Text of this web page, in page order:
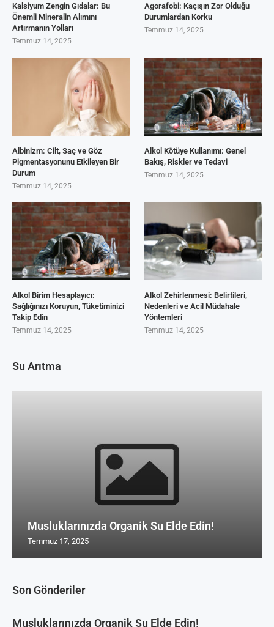
Son Gönderiler
Musluklarınızda Organik Su Elde Edin!
Kalsiyum Zengin Gıdalar: Bu
Önemli Mineralin Alımını
Artırmanın Yolları
Temmuz 14, 2025
Agorafobi: Kaçışın Zor Olduğu
Durumlardan Korku
Temmuz 14, 2025
Albinizm: Cilt, Saç ve Göz
Pigmentasyonunu Etkileyen Bir
Durum
Temmuz 14, 2025
Alkol Kötüye Kullanımı: Genel
Bakış, Riskler ve Tedavi
Temmuz 14, 2025
Alkol Birim Hesaplayıcı:
Sağlığınızı Koruyun, Tüketiminizi
Takip Edin
Temmuz 14, 2025
Alkol Zehirlenmesi: Belirtileri,
Nedenleri ve Acil Müdahale
Yöntemleri
Temmuz 14, 2025
Su Arıtma
Musluklarınızda Organik Su Elde Edin!
Temmuz 17, 2025